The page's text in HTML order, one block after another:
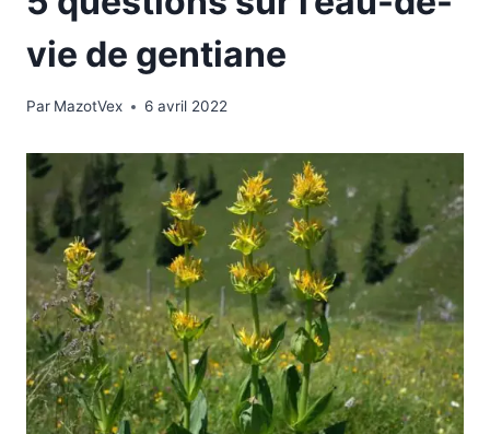
vie de gentiane
Par MazotVex 6 avril 2022